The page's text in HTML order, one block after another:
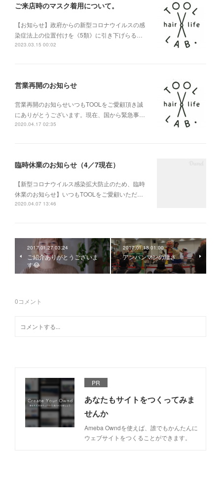
ご来店時のマスク着用について。
【お知らせ】政府からの新型コロナウイルスの感
染症法上の位置付けを《5類》に引き下げらる…
2023.03.15 00:02
営業再開のお知らせ
営業再開のお知らせいつもTOOLをご愛顧頂き誠
にありがとうございます。現在、国から緊急事…
2020.04.17 02:35
臨時休業のお知らせ（4／7現在）
【新型コロナウイルス感染拡大防止のため、臨時
休業のお知らせ】いつもTOOLをご愛顧いただ…
2020.04.07 13:46
2017.01.27 03:24
ご紹介ありがとうございま
す😂
2017.01.18 01:00
アンパンマンの凄さ
0コメント
PR
あなたもサイトをつくってみま
せんか
Ameba Owndを使えば、誰でもかんたんに
ウェブサイトをつくることができます。